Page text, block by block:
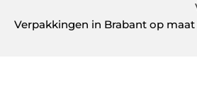
Verpakkingen in Brabant op